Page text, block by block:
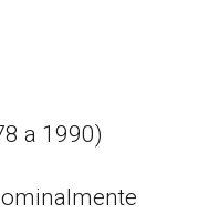
a 1990)